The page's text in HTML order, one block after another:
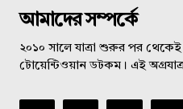
আমাদের সম্পর্কে
২০১০ সালে যাত্রা শুরুর পর
টোয়েন্টিওয়ান ডটকম। এই